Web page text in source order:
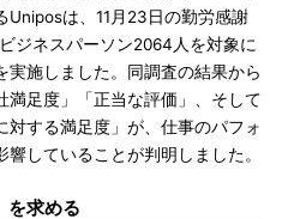
Uniposは、11月23日の勤労感謝
ジネスパーソン2064人を対象に
実施しました。同調査の結果から
満足度」「正当な評価」、そして
対する満足度」が、仕事のパフォ
していることが判明しました。
を求める